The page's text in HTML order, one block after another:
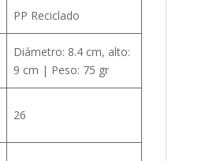
PP Reciclado
Diámetro: 8.4 cm, alto:
9 cm | Peso: 75 gr
26